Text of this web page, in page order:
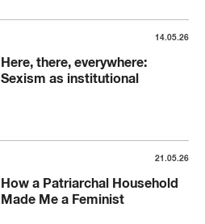
14.05.26
Here, there, everywhere:
Sexism as institutional
21.05.26
How a Patriarchal Household
Made Me a Feminist